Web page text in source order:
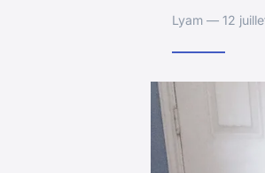
Lyam — 12